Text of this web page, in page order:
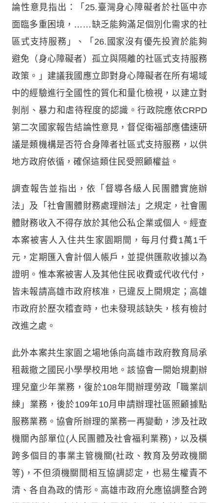
論性意見指出：「25.臺灣身心障礙者於社區中亦
面臨多重困境，……缺乏能夠滿足個別化需求的社
區式支持服務」、「26.國家沒有優先投資於能夠
避免（身心障礙者）孤立與隔離的社區式支持服務
政策。」建議我國應立即對身心障礙者在所有場域
中的經驗進行全國性的質化和量化檢視，以建立對
剝削、暴力和虐待程度的認識。行政院應依CRPD
第二次國家報告結論性意見，督促衛福部應儘速研
議是類機構是否符合身障者社區式支持服務，以供
地方政府依循，確保這類住民受照顧權益。
調查報告並指出，依「督導各級人民團體實施辦
法」及「社會團體財務處理辦法」之規定，社會團
體財務收入不得存放於其他公私企業或個人。經查
本案被害人入住共生家園期間，每月付費1萬1千
元，定期匯入會計個人帳戶，並提供匯款收據以為
證明。惟本案被害人及其他住民收費或代收代付，
皆未報請高雄市政府核准，已違反上開規定；高雄
市政府於歷次稽查時，也未發現該缺失，核有檢討
改進之處。
此外本案共生家園之場地係向高雄市政府教育局承
租裁撤之國民小學學校用地。該協會一開始規劃辦
理兒童少年業務，復於108年間辦理勞政「職業訓
練」業務，後於109年10月申請辦理社區照顧據點
服務業務。協會所辦理的業務一再變動，涉及社政
機關內部單位(人民團體及社會福利業務)，以及橫
跨多個目的事業主管機關(社政、教育及勞政機關
等)，不但須機關間相互協調認定，也易生權責不
清、各自為政的情形。高雄市政府允應協調整合跨